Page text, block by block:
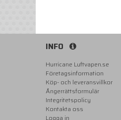
INFO
Hurricane Luftvapen.se
Företagsinformation
Köp- och leveransvillkor
Ångerrättsformulär
Integritetspolicy
Kontakta oss
Logga in